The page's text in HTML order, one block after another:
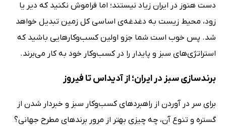
دست هنوز در ایران زیاد نیستند؛ اما فراموش نکنید که دیر یا
زود، محیط زیست به دغدغه‌ی اساسی کل زمین تبدیل خواهد
شد. پس خوب است شما جزو اولین کسب‌وکارهایی باشید که
استراتژی‌های سبز و پایدار را در کسب‌وکار خود به کار می‌برند.
برندسازی سبز در ایران؛ از آدیداس تا فیروز
برای سر در آوردن از راهبردهای کسب‌وکار سبز و خبردار شدن از
گستره و تنوع آن، چه چیزی بهتر از مرور برندهای مطرح جهانی؟